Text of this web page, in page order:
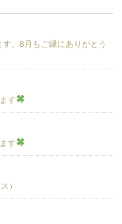
。8月もご縁にありがとう
す
す
）